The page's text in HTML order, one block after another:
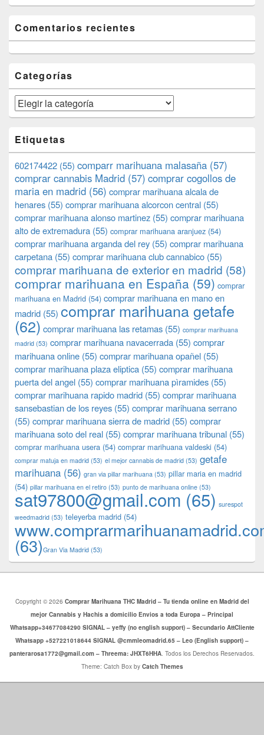
Comentarios recientes
Categorías
Categorías
Etiquetas
602174422 (55) comparr marihuana malasaña (57)
comprar cannabis Madrid (57) comprar cogollos de
maria en madrid (56) comprar marihuana alcala de
henares (55) comprar marihuana alcorcon central (55)
comprar marihuana alonso martinez (55) comprar marihuana
alto de extremadura (55) comprar marihuana aranjuez (54)
comprar marihuana arganda del rey (55) comprar marihuana
carpetana (55) comprar marihuana club cannabico (55)
comprar marihuana de exterior en madrid (58)
comprar marihuana en España (59) comprar
marihuana en Madrid (54) comprar marihuana en mano en
madrid (55) comprar marihuana getafe
(62) comprar marihuana las retamas (55) comprar marihuana
madrid (53) comprar marihuana navacerrada (55) comprar
marihuana online (55) comprar marihuana opañel (55)
comprar marihuana plaza eliptica (55) comprar marihuana
puerta del angel (55) comprar marihuana pìramides (55)
comprar marihuana rapido madrid (55) comprar marihuana
sansebastian de los reyes (55) comprar marihuana serrano
(55) comprar marihuana sierra de madrid (55) comprar
marihuana soto del real (55) comprar marihuana tribunal (55)
comprar marihuana usera (54) comprar marihuana valdeski (54)
comprar matuja en madrid (53) el mejor cannabis de madrid (53) getafe
marihuana (56) gran via pillar marihuana (53) pillar maria en madrid
(54) pillar marihuana en el retiro (53) punto de marihuana online (53)
sat97800@gmail.com (65) surespot
weedmadrid (53) teleyerba madrid (54)
(63)​​Gran Via Madrid (53)
Copyright © 2026 Comprar Marihuana THC Madrid – Tu tienda online en Madrid del
mejor Cannabis y Hachis a domicilio Envios a toda Europa – Principal
Whatsapp+34677084290 SIGNAL – yeffy (no english support) – Secundario AttCliente
Whatsapp +527221018644 SIGNAL @cmmleomadrid.65 – Leo (English support) –
panterarosa1772@gmail.com – Threema: JHXT6HHA. Todos los Derechos Reservados.
Theme: Catch Box by Catch Themes